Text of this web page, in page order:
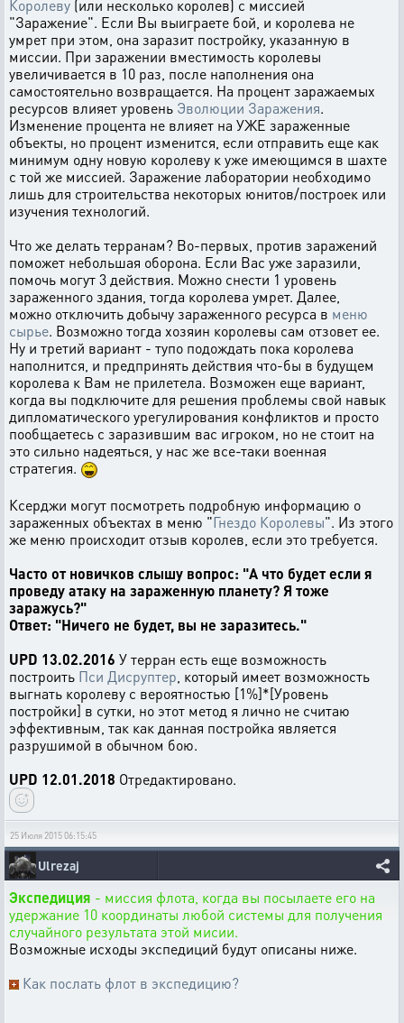
Королеву (или несколько королев) с миссией
"Заражение". Если Вы выиграете бой, и королева не
умрет при этом, она заразит постройку, указанную в
миссии. При заражении вместимость королевы
увеличивается в 10 раз, после наполнения она
самостоятельно возвращается. На процент заражаемых
ресурсов влияет уровень Эволюции Заражения.
Изменение процента не влияет на УЖЕ зараженные
объекты, но процент изменится, если отправить еще как
минимум одну новую королеву к уже имеющимся в шахте
с той же миссией. Заражение лаборатории необходимо
лишь для строительства некоторых юнитов/построек или
изучения технологий.
Что же делать терранам? Во-первых, против заражений
поможет небольшая оборона. Если Вас уже заразили,
помочь могут 3 действия. Можно снести 1 уровень
зараженного здания, тогда королева умрет. Далее,
можно отключить добычу зараженного ресурса в меню
сырье. Возможно тогда хозяин королевы сам отзовет ее.
Ну и третий вариант - тупо подождать пока королева
наполнится, и предпринять действия что-бы в будущем
королева к Вам не прилетела. Возможен еще вариант,
когда вы подключите для решения проблемы свой навык
дипломатического урегулирования конфликтов и просто
пообщаетесь с заразившим вас игроком, но не стоит на
это сильно надеяться, у нас же все-таки военная
стратегия.
Ксерджи могут посмотреть подробную информацию о
зараженных объектах в меню "Гнездо Королевы". Из этого
же меню происходит отзыв королев, если это требуется.
Часто от новичков слышу вопрос: "А что будет если я
проведу атаку на зараженную планету? Я тоже
заражусь?"
Ответ: "Ничего не будет, вы не заразитесь."
UPD 13.02.2016 У терран есть еще возможность
построить Пси Дисруптер , который имеет возможность
выгнать королеву с вероятностью [1%]*[Уровень
постройки] в сутки, но этот метод я лично не считаю
эффективным, так как данная постройка является
разрушимой в обычном бою.
UPD 12.01.2018 Отредактировано.
25 Июля 2015 06:15:45
Ulrezaj
Экспедиция - миссия флота, когда вы посылаете его на
удержание 10 координаты любой системы для получения
случайного результата этой мисии.
Возможные исходы экспедиций будут описаны ниже.
Как послать флот в экспедицию?